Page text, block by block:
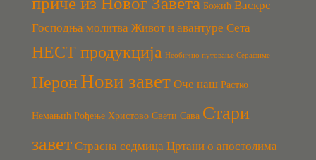
Божић Васкрс
Господња молитва Живот и авантуре Сета
НЕСТ продукција Необично путовање Серафиме
Нерон Нови завет Оче наш Растко
Немањић Рођење Христово Свети Сава Стари
завет Страсна седмица Цртани о апостолима